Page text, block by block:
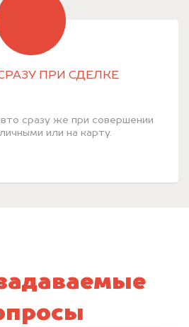
ПРИ СДЕЛКЕ
сразу же при совершении
или на карту.